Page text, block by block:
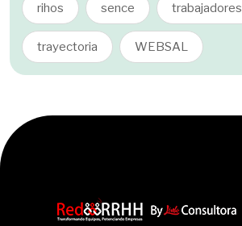
rihos sence trabajadores
trayectoria WEBSAL